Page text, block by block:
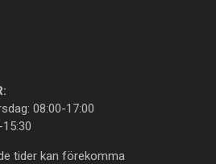
08:00-17:00
tider kan förekomma